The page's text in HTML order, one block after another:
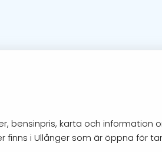
bensinpris, karta och
i Ullånger som är öppna för